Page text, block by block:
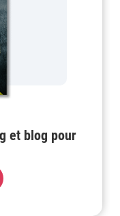
et blog pour